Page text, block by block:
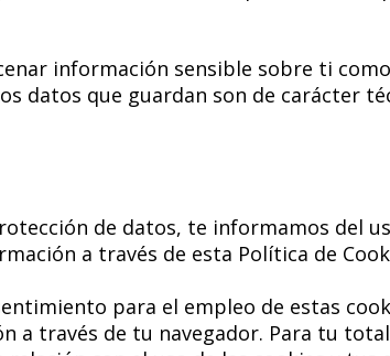
información sensible sobre ti como
datos que guardan son de carácter
de datos, te informamos del
a través de esta Política de
para el empleo de estas
a través de tu navegador. Para tu total